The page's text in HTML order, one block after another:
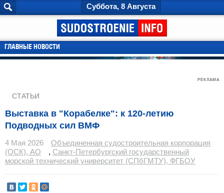
Суббота, 8 Августа
ГЛАВНЫЕ НОВОСТИ
РЕКЛАМА
СТАТЬИ
Выставка в "Корабелке": к 120-летию
Подводных сил ВМФ
4 Мая 2026
Объединенная судостроительная корпорация
(ОСК), АО
, Санкт-Петербургский государственный
морской технический университет (СПбГМТУ), ФГБОУ